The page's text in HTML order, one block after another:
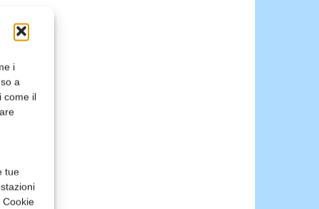
i
a
come il
tue